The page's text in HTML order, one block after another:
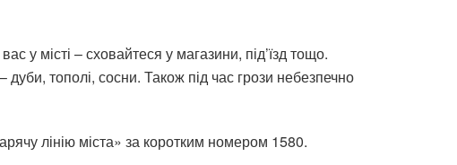
у місті – сховайтеся у магазини, під’їзд тощо.
тополі, сосни. Також під час грози небезпечно
лінію міста» за коротким номером 1580.